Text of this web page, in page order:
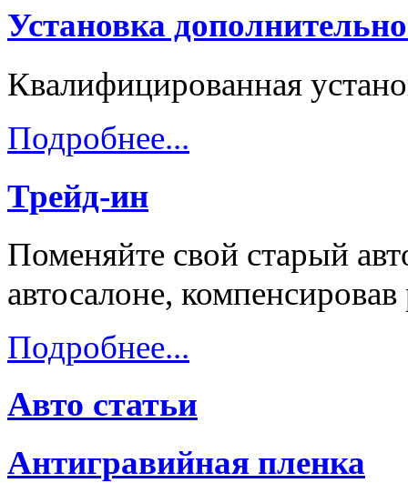
Установка
Квалифицированная
Подробнее...
Трейд-ин
Поменяйте свой старый
автосалоне,
Подробнее...
Авто статьи
Антигравийная пленка